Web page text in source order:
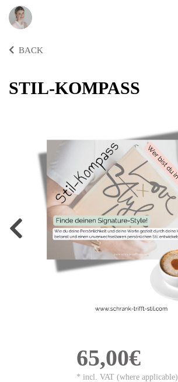
BACK
STIL-KOMPASS
65,00€
* incl. VAT (where applicable)